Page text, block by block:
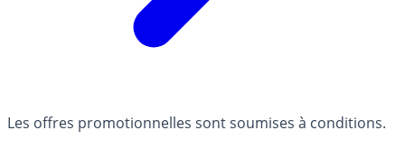
Les offres promotionnelles sont soumises à conditions.